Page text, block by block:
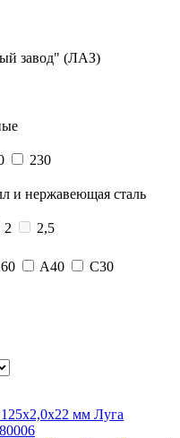
завод" (ЛАЗ)
230
и нержавеющая сталь
2
2,5
A40
C30